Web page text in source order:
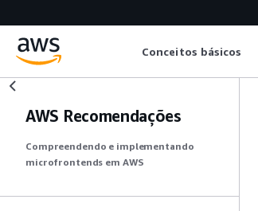
Conceitos básicos
AWS Recomendações
Compreendendo e implementando
microfrontends em AWS